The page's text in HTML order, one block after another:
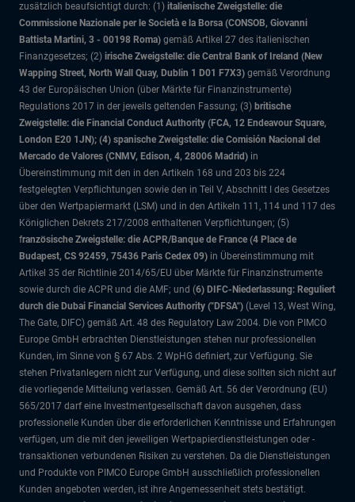
zusätzlich beaufsichtigt durch: (1) italienische Zweigstelle: die
Commissione Nazionale per le Società e la Borsa (CONSOB, Giovanni
Battista Martini, 3 - 00198 Roma) gemäß Artikel 27 des italienischen
Finanzgesetzes; (2) irische Zweigstelle: die Central Bank of Ireland (New
Wapping Street, North Wall Quay, Dublin 1 D01 F7X3) gemäß Verordnung
43 der Europäischen Union (über Märkte für Finanzinstrumente)
Regulations 2017 in der jeweils geltenden Fassung; (3) britische
Zweigstelle: die Financial Conduct Authority (FCA, 12 Endeavour Square,
London E20 1JN); (4) spanische Zweigstelle: die Comisión Nacional del
Mercado de Valores (CNMV, Edison, 4, 28006 Madrid) in
Übereinstimmung mit den in den Artikeln 168 und 203 bis 224
festgelegten Verpflichtungen sowie den in Teil V, Abschnitt I des Gesetzes
über den Wertpapiermarkt (LSM) und in den Artikeln 111, 114 und 117 des
Königlichen Dekrets 217/2008 enthaltenen Verpflichtungen; (5)
französische Zweigstelle: die ACPR/Banque de France (4 Place de
Budapest, CS 92459, 75436 Paris Cedex 09) in Übereinstimmung mit
Artikel 35 der Richtlinie 2014/65/EU über Märkte für Finanzinstrumente
sowie durch die ACPR und die AMF; und (6) DIFC-Niederlassung: Reguliert
durch die Dubai Financial Services Authority ("DFSA") (Level 13, West Wing,
The Gate, DIFC) gemäß Art. 48 des Regulatory Law 2004. Die von PIMCO
Europe GmbH erbrachten Dienstleistungen stehen nur professionellen
Kunden, im Sinne von § 67 Abs. 2 WpHG definiert, zur Verfügung. Sie
stehen Privatanlegern nicht zur Verfügung, und diese sollten sich nicht auf
die vorliegende Mitteilung verlassen. Gemäß Art. 56 der Verordnung (EU)
565/2017 darf eine Investmentgesellschaft davon ausgehen, dass
professionelle Kunden über die erforderlichen Kenntnisse und Erfahrungen
verfügen, um die mit den jeweiligen Wertpapierdienstleistungen oder -
transaktionen verbundenen Risiken zu verstehen. Da die Dienstleistungen
und Produkte von PIMCO Europe GmbH ausschließlich professionellen
Kunden angeboten werden, ist ihre Angemessenheit stets bestätigt.